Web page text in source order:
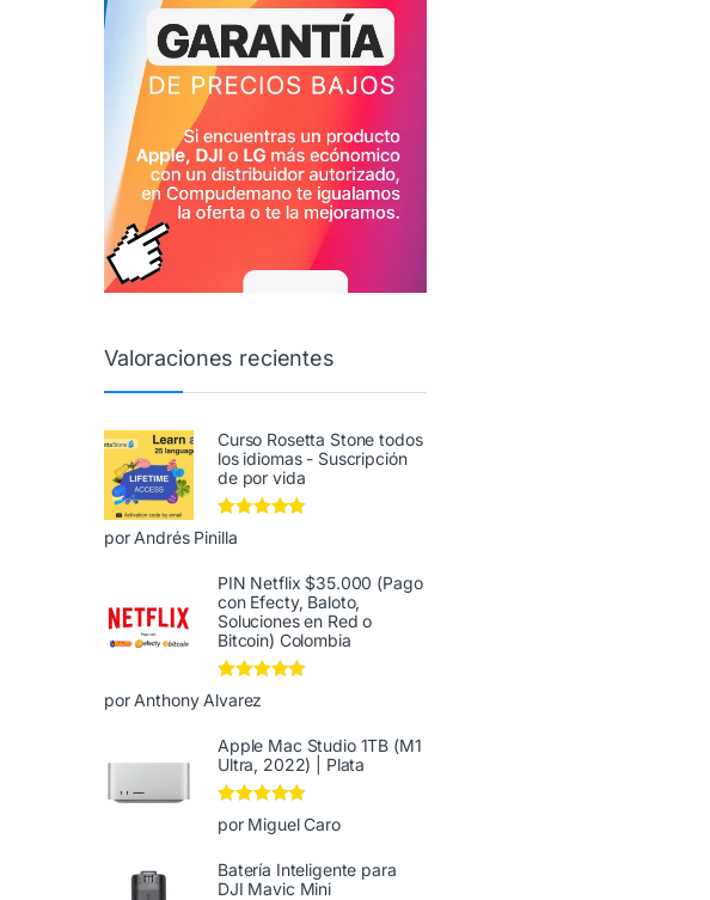
Valoraciones recientes
Curso Rosetta Stone todos
los idiomas - Suscripción
de por vida
Valorado en
de 5
por Andrés Pinilla
PIN Netflix $35.000 (Pago
con Efecty, Baloto,
Soluciones en Red o
Bitcoin) Colombia
Valorado en
de 5
por Anthony Alvarez
Apple Mac Studio 1TB (M1
Ultra, 2022) | Plata
Valorado en 5
de 5
por Miguel Caro
Batería Inteligente para
DJI Mavic Mini